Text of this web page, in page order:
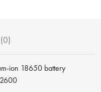
ion 18650 battery